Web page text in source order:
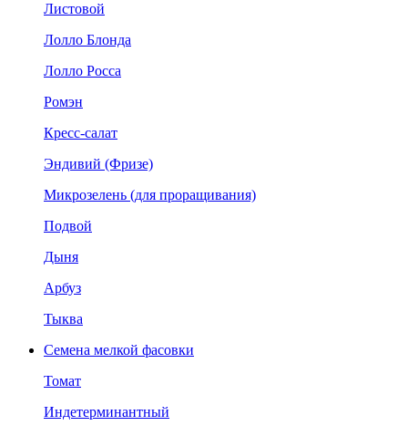
Листовой
Лолло Блонда
Лолло Росса
Ромэн
Кресс-салат
Эндивий (Фризе)
Микрозелень (для проращивания)
Подвой
Дыня
Арбуз
Тыква
Семена мелкой фасовки
Томат
Индетерминантный